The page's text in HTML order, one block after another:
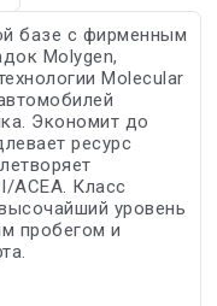
базе с фирменным
Molygen,
Molecular
Экономит до
ресурс
ACEA. Класс
уровень
пробегом и